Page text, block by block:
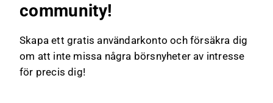
community!
Skapa ett gratis användarkonto och försäkra dig
om att inte missa några börsnyheter av intresse
för precis dig!